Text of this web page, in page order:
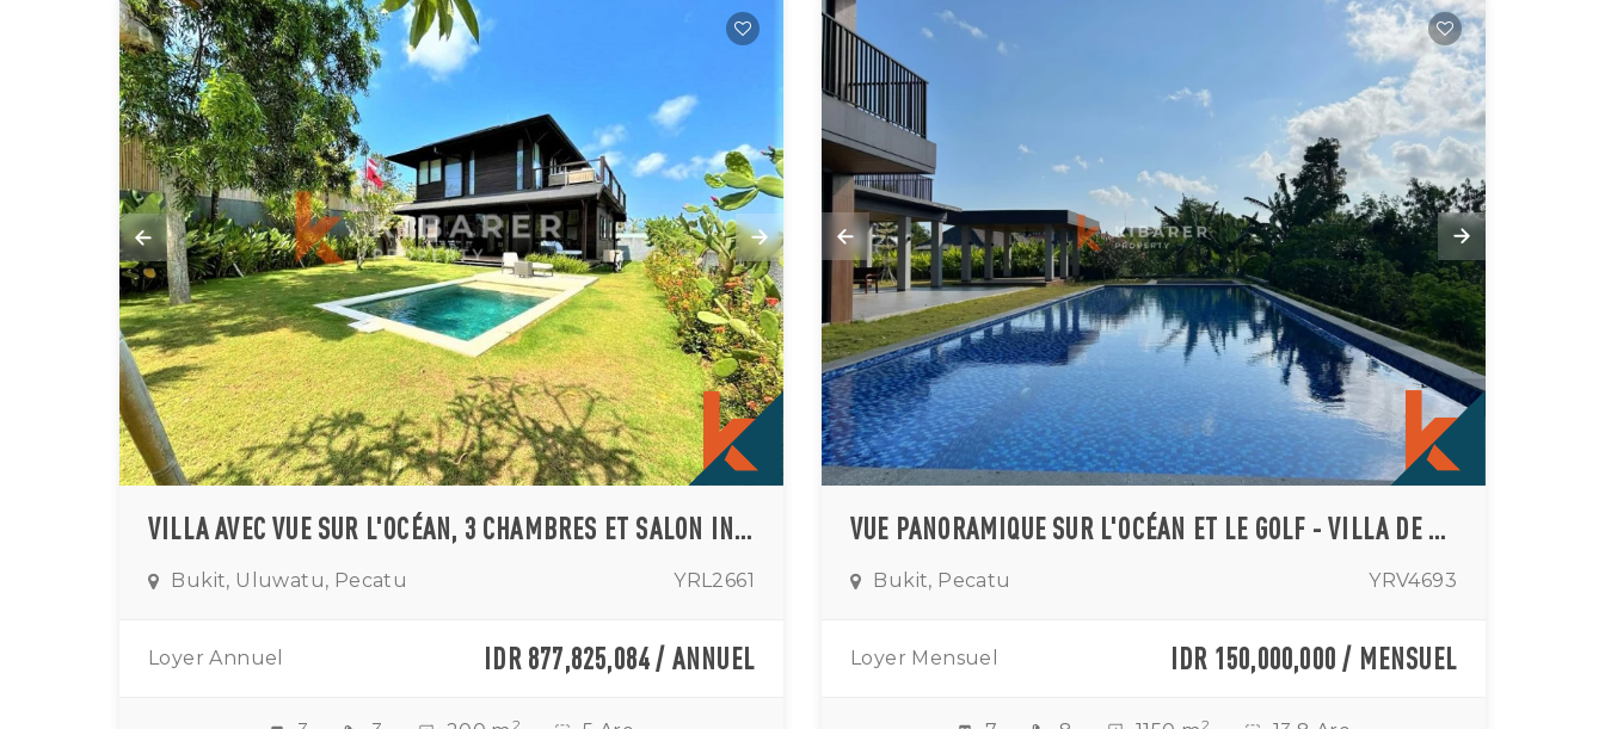
VILLA AVEC VUE SUR L'OCÉAN, 3 CHAMBRES ET SALON INTÉRIEUR – LOCATION À ULUWATU
Bukit, Uluwatu, Pecatu YRL2661
Loyer Annuel IDR 877,825,084 / ANNUEL
2
VUE PANORAMIQUE SUR L'OCÉAN ET LE GOLF - VILLA DE SEPT CHAMBRES DANS LE QUARTIER EXCLUSIF DE PECATU
Bukit, Pecatu YRV4693
Loyer Mensuel IDR 150,000,000 / MENSUEL
2